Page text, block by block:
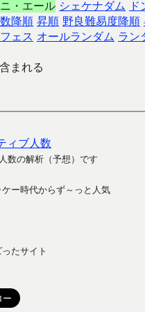
・エール シェケナダム
降順 昇順 野良難易度降順
ェス オールランダム ラン
まれる
ィブ人数
数の解析（予想）です
ー時代からず～っと人気
たサイト